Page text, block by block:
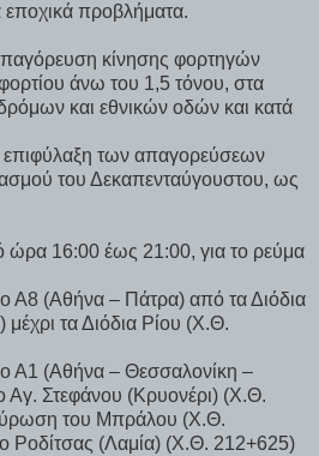
εποχικά προβλήματα.
κίνησης φορτηγών
άνω του 1,5 τόνου, στα
και εθνικών οδών και κατά
των απαγορεύσεων
του Δεκαπενταύγουστου, ως
16:00 έως 21:00, για το ρεύμα
Α8 (Αθήνα – Πάτρα) από τα Διόδια
τα Διόδια Ρίου (Χ.Θ.
Α1 (Αθήνα – Θεσσαλονίκη –
Αγ. Στεφάνου (Κρυονέρι) (Χ.Θ.
του Μπράλου (Χ.Θ.
Ροδίτσας (Λαμία) (Χ.Θ. 212+625)